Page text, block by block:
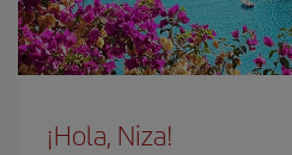
¡Hola, Niza!